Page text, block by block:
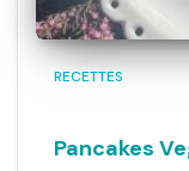
RECETTES
Pancakes